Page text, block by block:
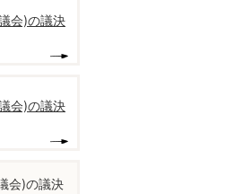
会)の議決
会)の議決
会)の議決